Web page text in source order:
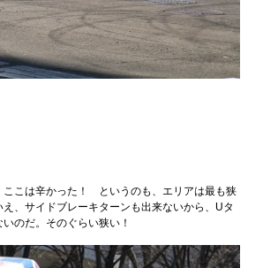
ここは辛かった！ というのも、エリアは最も狭
、サイドブレーキターンも出来ないから、Uタ
のだ。そのぐらい狭い！